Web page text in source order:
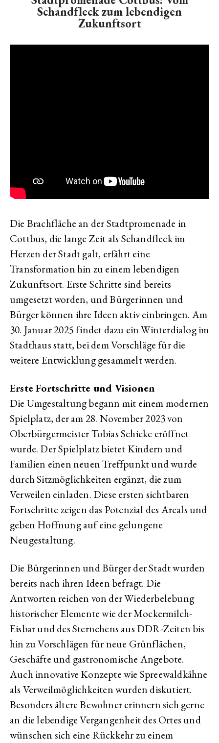
Schandfleck zum lebendigen
Zukunftsort
Die Brachfläche an der Stadtpromenade in
Cottbus, die lange Zeit als Schandfleck im
Herzen der Stadt galt, erfährt eine
Transformation hin zu einem lebendigen
Zukunftsort. Erste Schritte sind bereits
umgesetzt worden, und Bürgerinnen und
Bürger können ihre Ideen aktiv einbringen. Am
30. Januar 2025 findet dazu ein Winterdialog im
Stadthaus statt, bei dem Vorschläge für die
weitere Entwicklung gesammelt werden.
Erste Fortschritte und Visionen
Die Umgestaltung begann mit einem modernen
Spielplatz, der am 28. November 2023 von
Oberbürgermeister Tobias Schicke eröffnet
wurde. Der Spielplatz bietet Kindern und
Familien einen neuen Treffpunkt und wurde
durch Sitzmöglichkeiten ergänzt, die zum
Verweilen einladen. Diese ersten sichtbaren
Fortschritte zeigen das Potenzial des Areals und
geben Hoffnung auf eine gelungene
Neugestaltung.
Die Bürgerinnen und Bürger der Stadt wurden
bereits nach ihren Ideen befragt. Die
Antworten reichen von der Wiederbelebung
historischer Elemente wie der Mockermilch-
Eisbar und des Sternchens aus DDR-Zeiten bis
hin zu Vorschlägen für neue Grünflächen,
Geschäfte und gastronomische Angebote.
Auch innovative Konzepte wie Spreewaldkähne
als Verweilmöglichkeiten wurden diskutiert.
Besonders ältere Bewohner erinnern sich gerne
an die lebendige Vergangenheit des Ortes und
wünschen sich eine Rückkehr zu einem